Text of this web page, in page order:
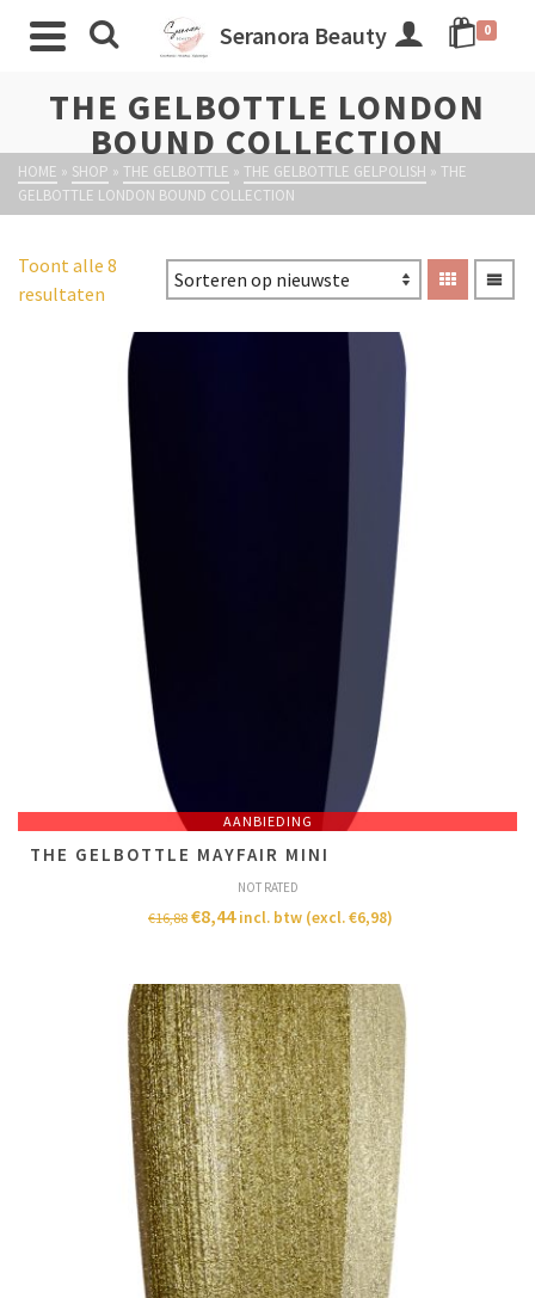
Seranora Beauty 0
THE GELBOTTLE LONDON
BOUND COLLECTION
HOME » SHOP » THE GELBOTTLE » THE GELBOTTLE GELPOLISH » THE
GELBOTTLE LONDON BOUND COLLECTION
Toont alle 8
resultaten
AANBIEDING
THE GELBOTTLE MAYFAIR MINI
NOT RATED
€16,88 €8,44 incl. btw (excl.€6,98)